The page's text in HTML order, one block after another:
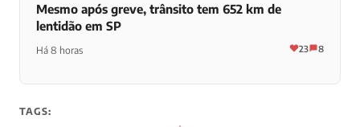
Mesmo após greve, trânsito tem 652 km de
lentidão em SP
Há 8 horas 23 8
TAGS: